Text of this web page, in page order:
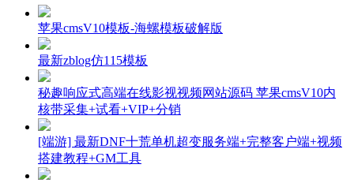
苹果cmsV10模板-海螺模板破解版
最新zblog仿115模板
秘趣响应式高端在线影视视频网站源码 苹果cmsV10内
核带采集+试看+VIP+分销
[端游] 最新DNF十荒单机超变服务端+完整客户端+视频
搭建教程+GM工具